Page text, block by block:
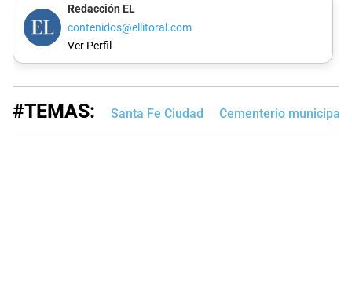
Redacción EL
contenidos@ellitoral.com
Ver Perfil
#TEMAS: Santa Fe Ciudad Cementerio municipal